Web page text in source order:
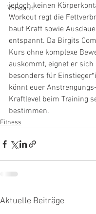
Vorstand
jedoch keinen
Workout regt die
baut Kraft sowie
entspannt. Da Birgits
Kurs ohne komplexe
auskommt, eignet er sich
besonders für
könnt euer
Kraftlevel beim Training
bestimmen.
Fitness
Aktuelle Beiträge